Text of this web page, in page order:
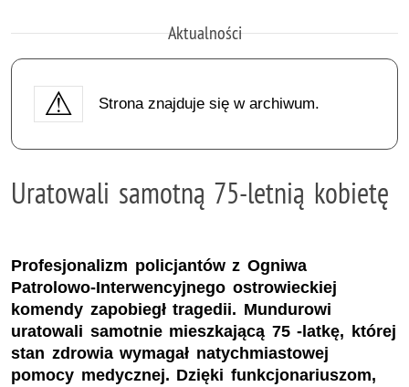
Aktualności
Strona znajduje się w archiwum.
Uratowali samotną 75-letnią kobietę
Profesjonalizm policjantów z Ogniwa
Patrolowo-Interwencyjnego ostrowieckiej
komendy zapobiegł tragedii. Mundurowi
uratowali samotnie mieszkającą 75 -latkę, której
stan zdrowia wymagał natychmiastowej
pomocy medycznej. Dzięki funkcjonariuszom,